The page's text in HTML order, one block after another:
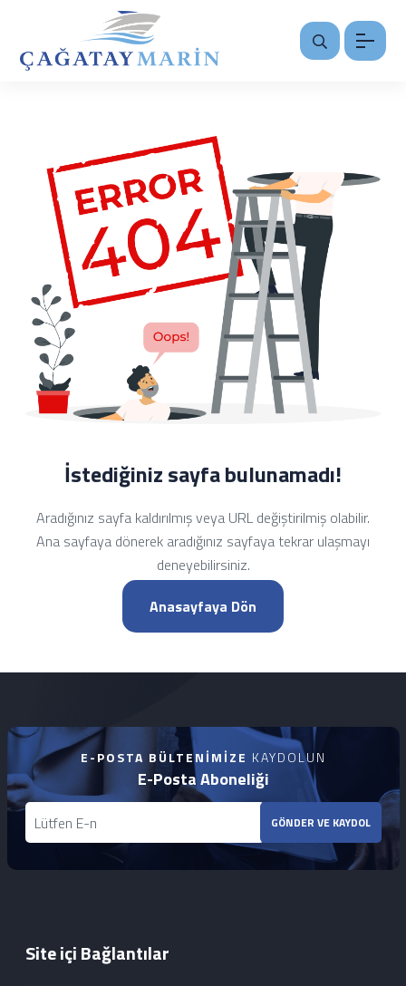
İstediğiniz sayfa bulunamadı!
Aradığınız sayfa kaldırılmış veya URL değiştirilmiş olabilir.
Ana sayfaya dönerek aradığınız sayfaya tekrar ulaşmayı
deneyebilirsiniz.
Anasayfaya Dön
E-POSTA BÜLTENIMIZE KAYDOLUN
E-Posta Aboneliği
GÖNDER VE KAYDOL
Site içi Bağlantılar